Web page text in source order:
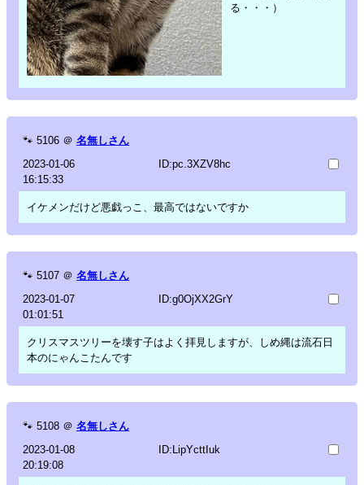
る・・・）
🐾 5106 ＠ 名無しさん
2023-01-06
16:15:33
ID:pc.3XZV8hc
イケメンだけど悪戯っこ、最高ではないですか
🐾 5107 ＠ 名無しさん
2023-01-07
01:01:51
ID:g0OjXX2GrY
クリスマスツリーを壊す子はよく拝見しますが、しめ縄は流石日
本のにゃんこたんです
🐾 5108 ＠ 名無しさん
2023-01-08
20:19:08
ID:LipYcttIuk